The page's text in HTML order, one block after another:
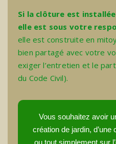
Si la clôture est
elle est sous votre
elle est construite en
bien partagé avec votre
exiger l’entretien et le
du Code Civil).
Vous souhaitez avoir
création de jardin, d’une
ou tout simplement sur